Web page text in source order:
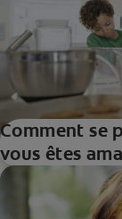
Comment se
vous êtes